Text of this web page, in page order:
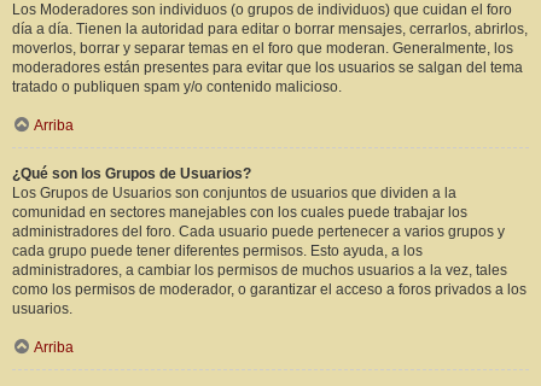
Los Moderadores son individuos (o grupos de individuos) que cuidan el foro
día a día. Tienen la autoridad para editar o borrar mensajes, cerrarlos, abrirlos,
moverlos, borrar y separar temas en el foro que moderan. Generalmente, los
moderadores están presentes para evitar que los usuarios se salgan del tema
tratado o publiquen spam y/o contenido malicioso.
Arriba
¿Qué son los Grupos de Usuarios?
Los Grupos de Usuarios son conjuntos de usuarios que dividen a la
comunidad en sectores manejables con los cuales puede trabajar los
administradores del foro. Cada usuario puede pertenecer a varios grupos y
cada grupo puede tener diferentes permisos. Esto ayuda, a los
administradores, a cambiar los permisos de muchos usuarios a la vez, tales
como los permisos de moderador, o garantizar el acceso a foros privados a los
usuarios.
Arriba